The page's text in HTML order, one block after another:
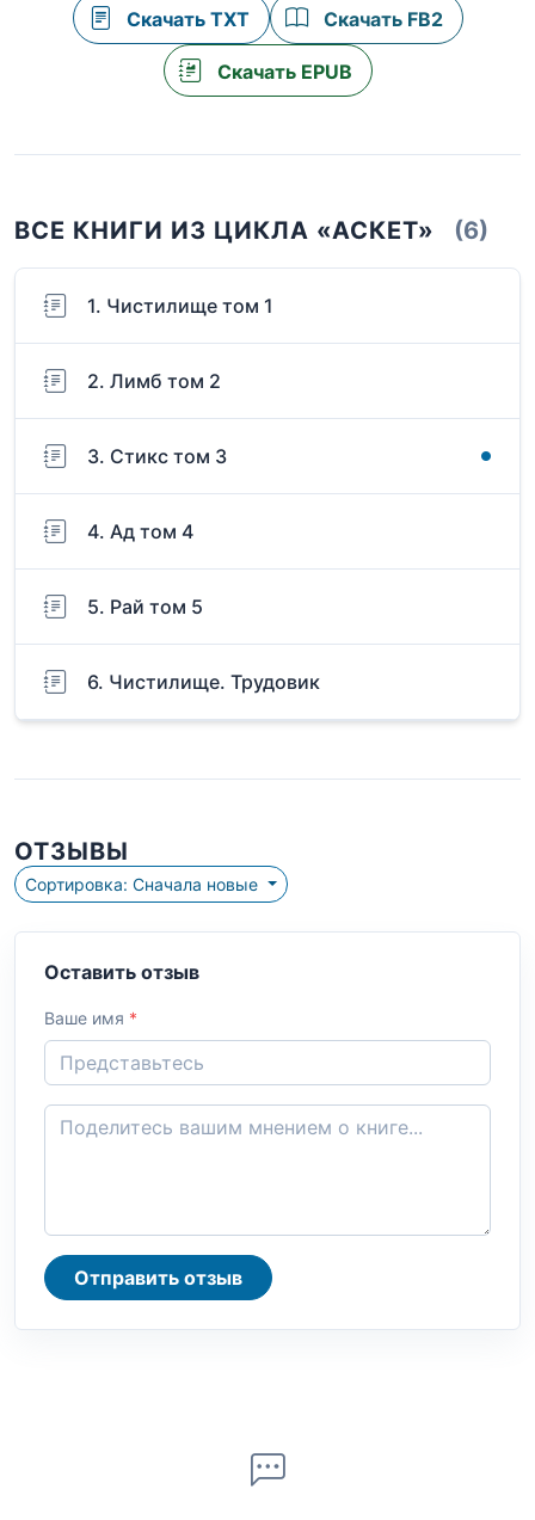
Скачать TXT Скачать FB2
Скачать EPUB
ВСЕ КНИГИ ИЗ ЦИКЛА «АСКЕТ» (6)
1. Чистилище том 1
2. Лимб том 2
3. Стикс том 3
4. Ад том 4
5. Рай том 5
6. Чистилище. Трудовик
ОТЗЫВЫ
Сортировка: Сначала новые
Оставить отзыв
Ваше имя *
Отправить отзыв